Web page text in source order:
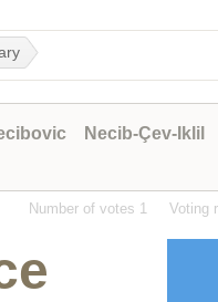
Necib-Çev-Iklil
Number of votes 1 Voting